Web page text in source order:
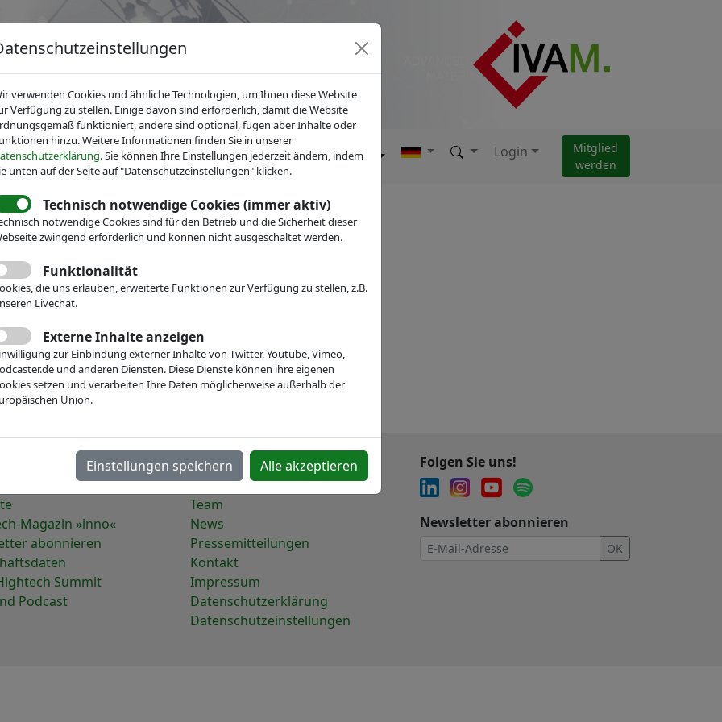
News Dienstleistungen Fachgruppen Über IVAM Login
Mitglied
werden
Bartels
Ehrenvorsitzender
Magazin »inno«
abonnieren
Summit
Podcast
Über IVAM
Mitgliederübersicht
Team
News
Pressemitteilungen
Kontakt
Impressum
Datenschutzerklärung
Datenschutzeinstellungen
Folgen Sie uns!
Newsletter abonnieren
verwenden Cookies und ähnliche Technologien, um Ihnen diese Website
Verfügung zu stellen. Einige davon sind erforderlich, damit die Website
funktioniert, andere sind optional, fügen aber Inhalte oder
hinzu. Weitere Informationen finden Sie in unserer
. Sie können Ihre Einstellungen jederzeit ändern, indem
unten auf der Seite auf "Datenschutzeinstellungen" klicken.
Technisch notwendige Cookies (immer aktiv)
notwendige Cookies sind für den Betrieb und die Sicherheit dieser
zwingend erforderlich und können nicht ausgeschaltet werden.
Funktionalität
die uns erlauben, erweiterte Funktionen zur Verfügung zu stellen, z.B.
Livechat.
Externe Inhalte anzeigen
zur Einbindung externer Inhalte von Twitter, Youtube, Vimeo,
und anderen Diensten. Diese Dienste können ihre eigenen
setzen und verarbeiten Ihre Daten möglicherweise außerhalb der
Union.
Einstellungen speichern Alle akzeptieren